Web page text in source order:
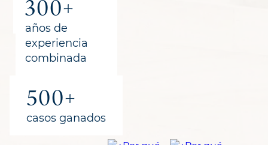
clientes
300+
años de
experiencia
combinada
500+
casos ganados